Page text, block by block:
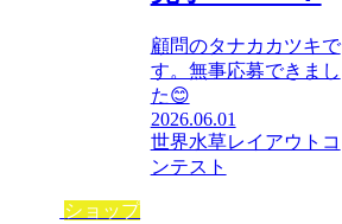
顧問のタナカカツキで
す。無事応募できまし
た😊
2026.06.01
世界水草レイアウトコ
ンテスト
ショップ